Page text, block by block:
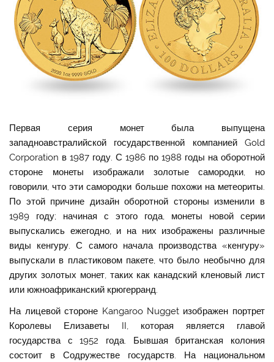
Первая серия монет была выпущена
западноавстралийской государственной компанией Gold
Corporation в 1987 году. С 1986 по 1988 годы на оборотной
стороне монеты изображали золотые самородки, но
говорили, что эти самородки больше похожи на метеориты.
По этой причине дизайн оборотной стороны изменили в
1989 году; начиная с этого года, монеты новой серии
выпускались ежегодно, и на них изображены различные
виды кенгуру. С самого начала производства «кенгуру»
выпускали в пластиковом пакете, что было необычно для
других золотых монет, таких как канадский кленовый лист
или южноафриканский крюгерранд.
На лицевой стороне Kangaroo Nugget изображен портрет
Королевы Елизаветы II, которая является главой
государства с 1952 года. Бывшая британская колония
состоит в Содружестве государств. На национальном